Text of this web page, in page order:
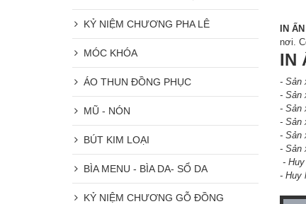
KỶ NIỆM CHƯƠNG PHA LÊ
MÓC KHÓA
ÁO THUN ĐỒNG PHỤC
MŨ - NÓN
BÚT KIM LOẠI
BÌA MENU - BÌA DA- SỔ DA
KỶ NIỆM CHƯƠNG GỖ ĐỒNG
IN
nơi.
IN
- Sản
- Sản
- Sản
- Sản
- Sản
- Sản
-Huy
- Huy